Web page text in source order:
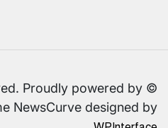
Proudly powered by
NewsCurve designed by